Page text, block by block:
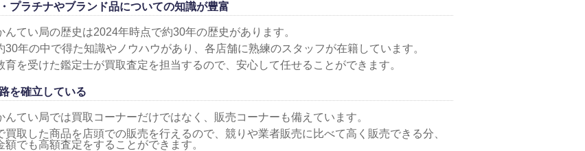
プラチナやブランド品についての知識が豊富
んてい局の歴史は2024年時点で約30年の歴史があります。
30年の中で得た知識やノウハウがあり、各店舗に熟練のスタッフが在籍しています。
育を受けた鑑定士が買取査定を担当するので、安心して任せることができます。
を確立している
んてい局では買取コーナーだけではなく、販売コーナーも備えています。
買取した商品を店頭での販売を行えるので、競りや業者販売に比べて高く販売できる分、
額でも高額査定をすることができます。